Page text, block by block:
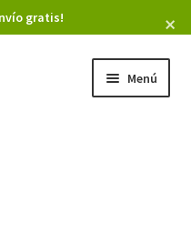
Buscar libros
gratis! ×
Menú